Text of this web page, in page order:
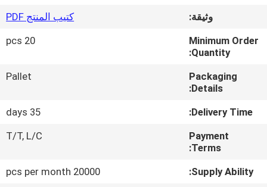
مراقبة
الجودة
بنا
وثيقة:
كتيب المنتج PDF
Minimum Order
Quantity:
20 pcs
Packaging
Details:
Pallet
Delivery Time:
35 days
Payment
Terms:
T/T, L/C
Supply Ability:
20000 pcs per month